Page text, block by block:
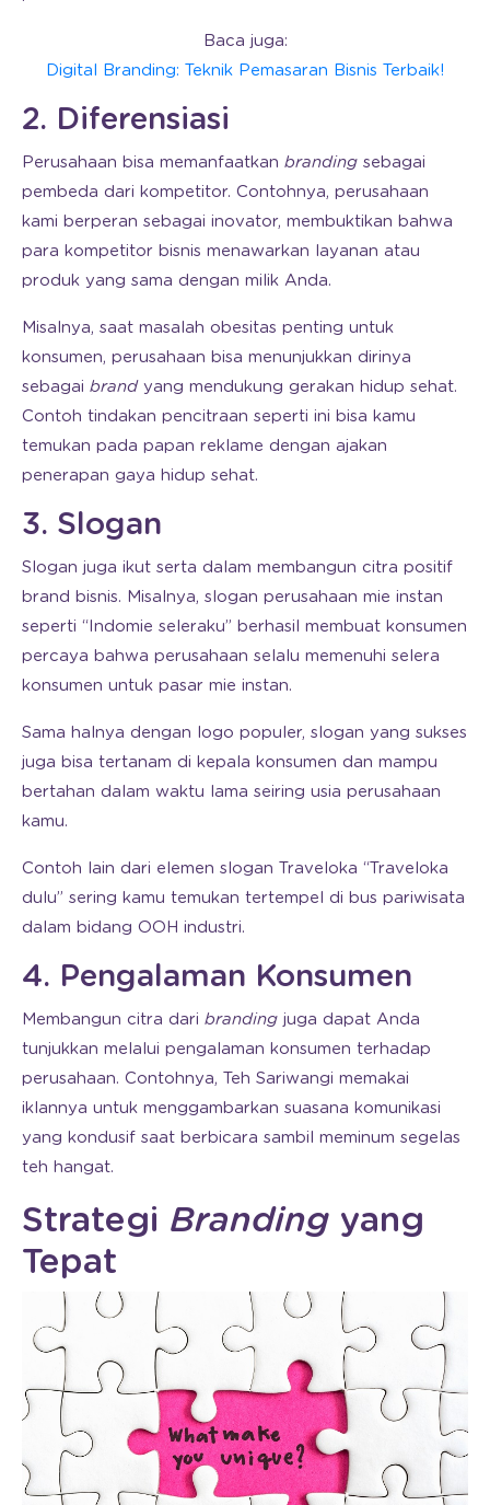
Baca juga:
Digital Branding: Teknik Pemasaran Bisnis Terbaik!
2. Diferensiasi
Perusahaan bisa memanfaatkan branding sebagai
pembeda dari kompetitor. Contohnya, perusahaan
kami berperan sebagai inovator, membuktikan bahwa
para kompetitor bisnis menawarkan layanan atau
produk yang sama dengan milik Anda.
Misalnya, saat masalah obesitas penting untuk
konsumen, perusahaan bisa menunjukkan dirinya
sebagai brand yang mendukung gerakan hidup sehat.
Contoh tindakan pencitraan seperti ini bisa kamu
temukan pada papan reklame dengan ajakan
penerapan gaya hidup sehat.
3. Slogan
Slogan juga ikut serta dalam membangun citra positif
brand bisnis. Misalnya, slogan perusahaan mie instan
seperti “Indomie seleraku” berhasil membuat konsumen
percaya bahwa perusahaan selalu memenuhi selera
konsumen untuk pasar mie instan.
Sama halnya dengan logo populer, slogan yang sukses
juga bisa tertanam di kepala konsumen dan mampu
bertahan dalam waktu lama seiring usia perusahaan
kamu.
Contoh lain dari elemen slogan Traveloka “Traveloka
dulu” sering kamu temukan tertempel di bus pariwisata
dalam bidang OOH industri.
4. Pengalaman Konsumen
Membangun citra dari branding juga dapat Anda
tunjukkan melalui pengalaman konsumen terhadap
perusahaan. Contohnya, Teh Sariwangi memakai
iklannya untuk menggambarkan suasana komunikasi
yang kondusif saat berbicara sambil meminum segelas
teh hangat.
Strategi Branding yang
Tepat